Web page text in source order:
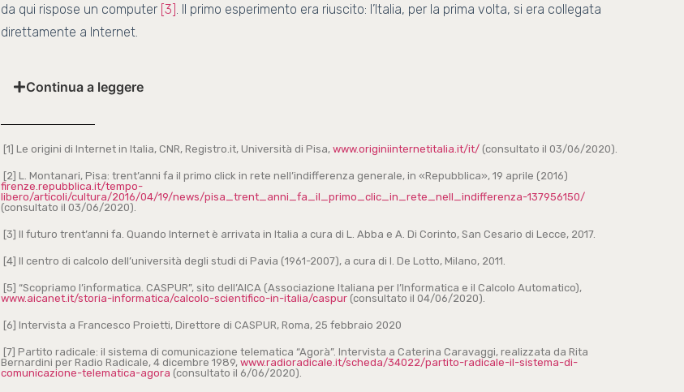
da qui rispose un computer [3] . Il primo esperimento era riuscito: l’Italia, per la prima volta, si era collegata
direttamente a Internet.
Continua a leggere
[1] Le origini di Internet in Italia, CNR, Registro.it, Università di Pisa, www.originiinternetitalia.it/it/ (consultato il 03/06/2020).
[2] L. Montanari, Pisa: trent’anni fa il primo click in rete nell’indifferenza generale, in «Repubblica», 19 aprile (2016)
firenze.repubblica.it/tempo-
libero/articoli/cultura/2016/04/19/news/pisa_trent_anni_fa_il_primo_clic_in_rete_nell_indifferenza-137956150/
(consultato il 03/06/2020).
[3] Il futuro trent’anni fa. Quando Internet è arrivata in Italia a cura di L. Abba e A. Di Corinto, San Cesario di Lecce, 2017.
[4] Il centro di calcolo dell’università degli studi di Pavia (1961-2007), a cura di I. De Lotto, Milano, 2011.
[5] “Scopriamo l’informatica. CASPUR”, sito dell’AICA (Associazione Italiana per l’Informatica e il Calcolo Automatico),
www.aicanet.it/storia-informatica/calcolo-scientifico-in-italia/caspur (consultato il 04/06/2020).
[6] Intervista a Francesco Proietti, Direttore di CASPUR, Roma, 25 febbraio 2020
[7] Partito radicale: il sistema di comunicazione telematica “Agorà”. Intervista a Caterina Caravaggi, realizzata da Rita
Bernardini per Radio Radicale, 4 dicembre 1989, www.radioradicale.it/scheda/34022/partito-radicale-il-sistema-di-
comunicazione-telematica-agora (consultato il 6/06/2020).